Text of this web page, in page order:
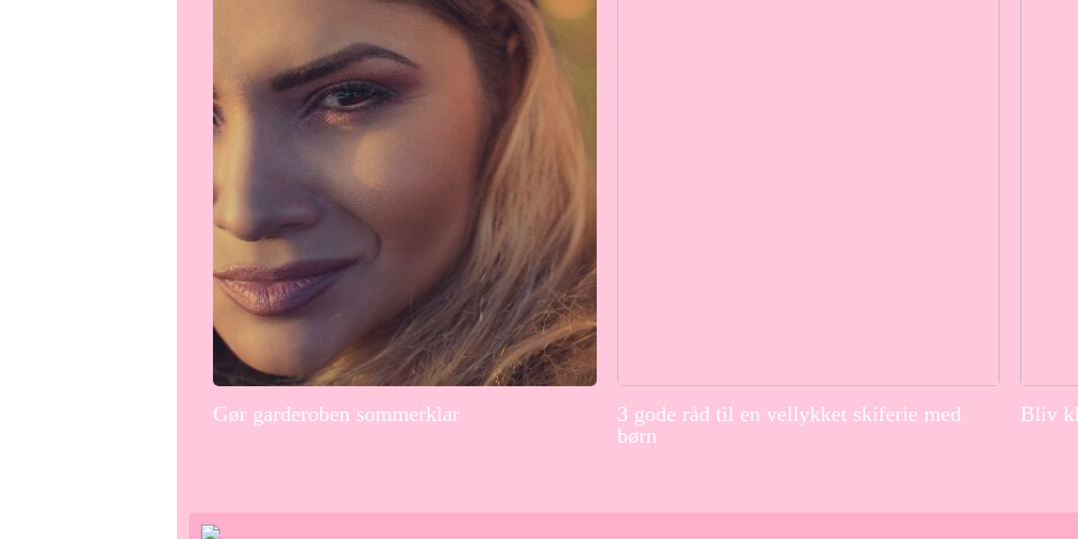
Gør garderoben sommerklar
3 gode råd til en vellykket skiferie med
børn
Bliv